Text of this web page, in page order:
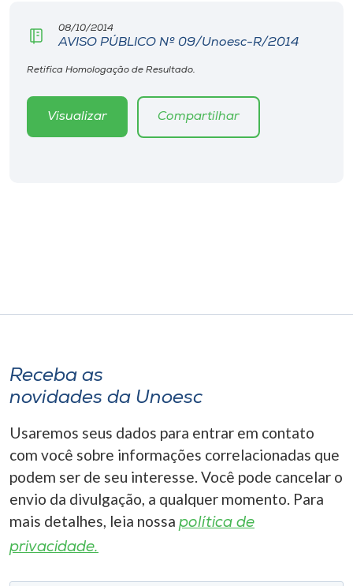
08/10/2014
AVISO PÚBLICO Nº 09/Unoesc-R/2014
Retifica Homologação de Resultado.
Visualizar Compartilhar
Receba as
novidades da Unoesc
Usaremos seus dados para entrar em contato
com você sobre informações correlacionadas que
podem ser de seu interesse. Você pode cancelar o
envio da divulgação, a qualquer momento. Para
mais detalhes, leia nossa política de
privacidade.